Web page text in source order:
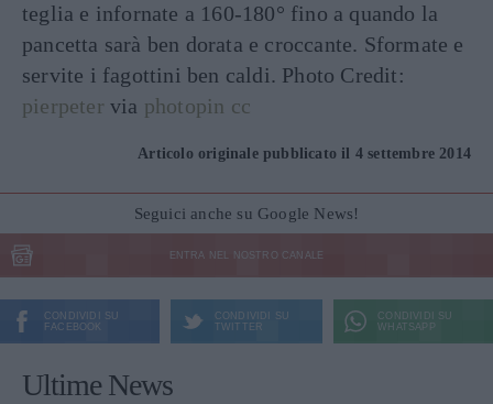
teglia e infornate a 160-180° fino a quando la
pancetta sarà ben dorata e croccante. Sformate e
servite i fagottini ben caldi. Photo Credit:
pierpeter via photopin cc
Articolo originale pubblicato il 4 settembre 2014
Seguici anche su Google News!
ENTRA NEL NOSTRO CANALE
CONDIVIDI SU
FACEBOOK
CONDIVIDI SU
TWITTER
CONDIVIDI SU
WHATSAPP
Ultime News